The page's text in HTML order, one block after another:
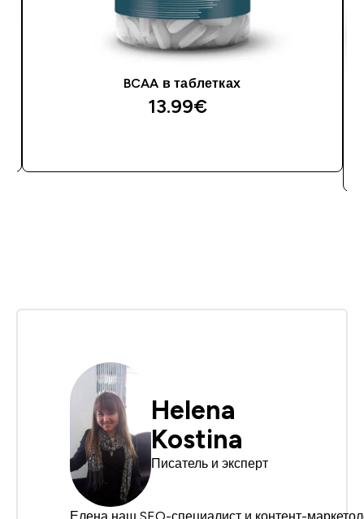
BCAA в таблетках
13.99€‎
Helena
Kostina
Писатель и эксперт